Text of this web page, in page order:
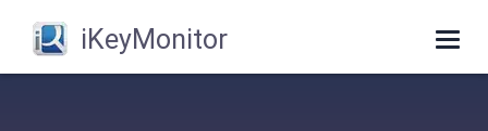
iKeyMonitor